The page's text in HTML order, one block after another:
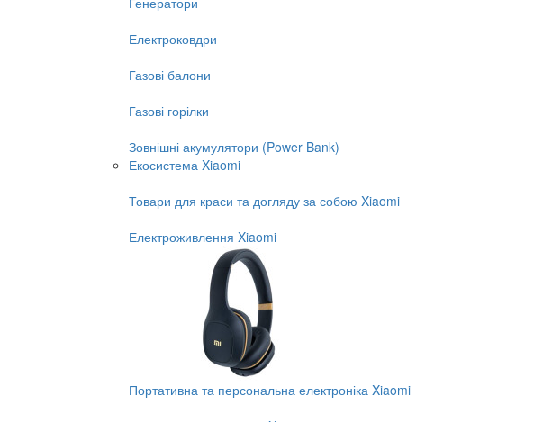
Електроковдри
Газові балони
Газові горілки
Зовнішні акумулятори (Power Bank)
Екосистема Xiaomi
Товари для краси та догляду за собою Xiaomi
Електроживлення Xiaomi
Портативна та персональна електроніка Xiaomi